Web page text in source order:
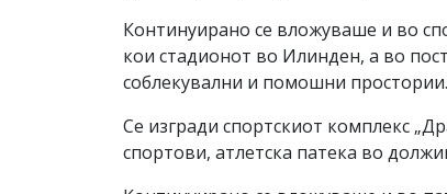
Континуирано се вложуваше и во
кои стадионот во Илинден, а во
соблекувални и помошни простории.
Се изгради спортскиот комплекс
спортови, атлетска патека во